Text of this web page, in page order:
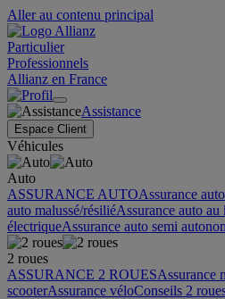
Aller au contenu principal
Particulier
Professionnels
Allianz en France
Assistance
Espace Client
Véhicules
Auto
ASSURANCE AUTOAssurance
auto malussé/résiliéAssurance auto au
électriqueAssurance auto semi
2 roues
ASSURANCE 2 ROUESAssurance
scooterAssurance véloConseils 2